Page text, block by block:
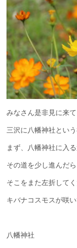
みなさん是非見に来
三沢に八幡神社とい
まず、八幡神社に入
その道を少し進んだ
そこをまた左折してく
キバナコスモスが咲
八幡神社